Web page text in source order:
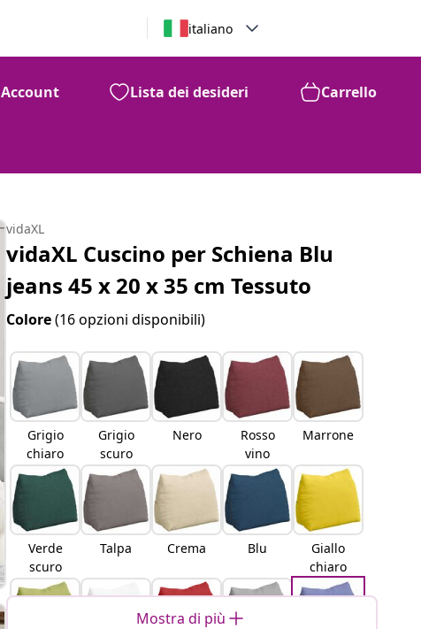
italiano
Account Lista dei desideri Carrello
vidaXL
vidaXL Cuscino per Schiena Blu
jeans 45 x 20 x 35 cm Tessuto
Colore(16 opzioni disponibili)
Grigio
chiaro
Grigio
scuro
Nero
Rosso
vino
Marrone
Verde
scuro
Talpa Crema Blu
Giallo
chiaro
Mostra di più